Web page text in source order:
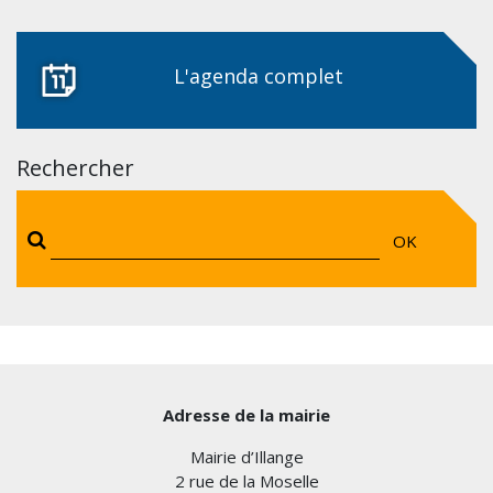
L'agenda complet
Rechercher
OK
Adresse de la mairie
Mairie d’Illange
2 rue de la Moselle